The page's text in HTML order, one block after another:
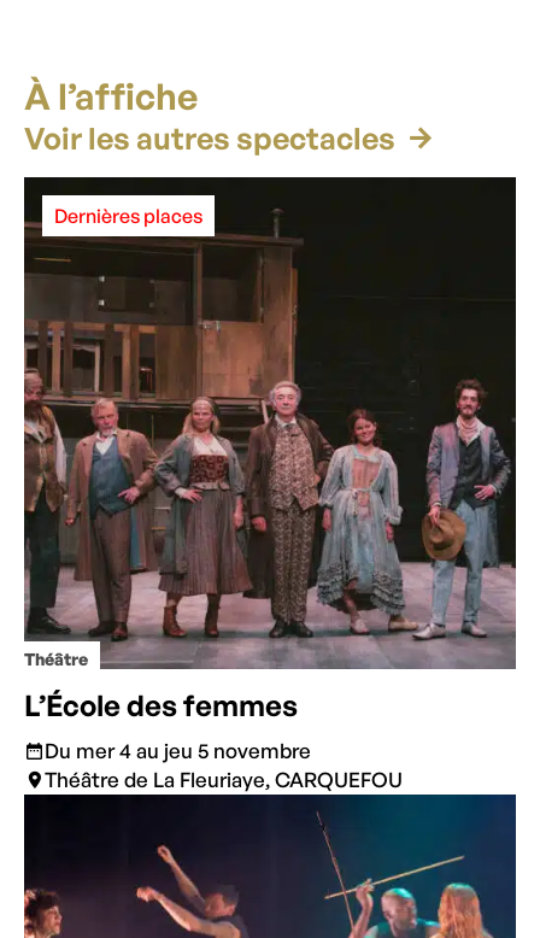
À l’affiche
Voir les autres spectacles
Théâtre
Dernières places
L’École des femmes
Du mer 4 au jeu 5 novembre
Théâtre de La Fleuriaye, CARQUEFOU